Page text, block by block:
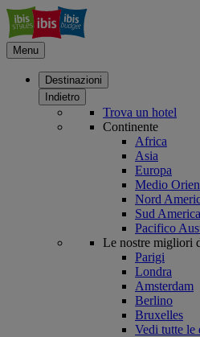
Menu
Destinazioni
Indietro
Trova un hotel
Continente
Africa
Asia
Europa
Medio
Nord
Sud America
Pacifico
Le nostre migliori
Parigi
Londra
Amsterdam
Berlino
Bruxelles
Vedi tutte le